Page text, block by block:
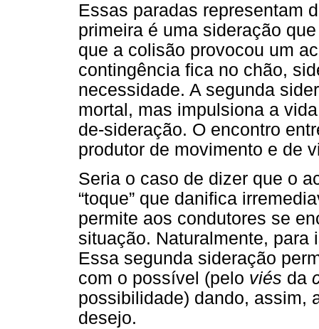
Essas paradas representam
primeira é uma sideração
que a colisão provocou um
contingência fica no chão,
necessidade. A segunda
mortal, mas impulsiona a
de-sideração. O encontro
produtor de movimento e de
Seria o caso de dizer que o
“toque” que danifica
permite aos condutores se
situação. Naturalmente, para
Essa segunda sideração
com o possível (pelo viés da
possibilidade) dando, assim,
desejo.